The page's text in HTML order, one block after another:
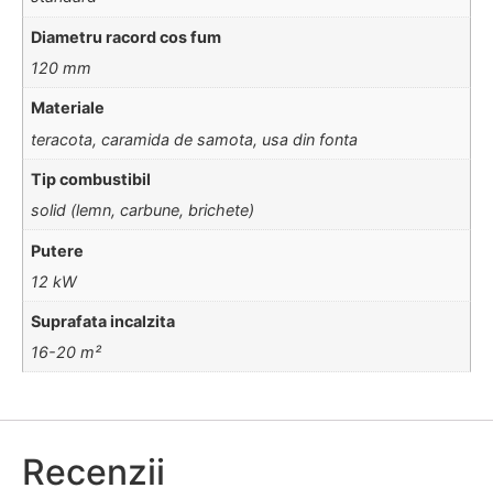
Diametru racord cos fum
120 mm
Materiale
teracota, caramida de samota, usa din fonta
Tip combustibil
solid (lemn, carbune, brichete)
Putere
12 kW
Suprafata incalzita
16-20 m²
Recenzii